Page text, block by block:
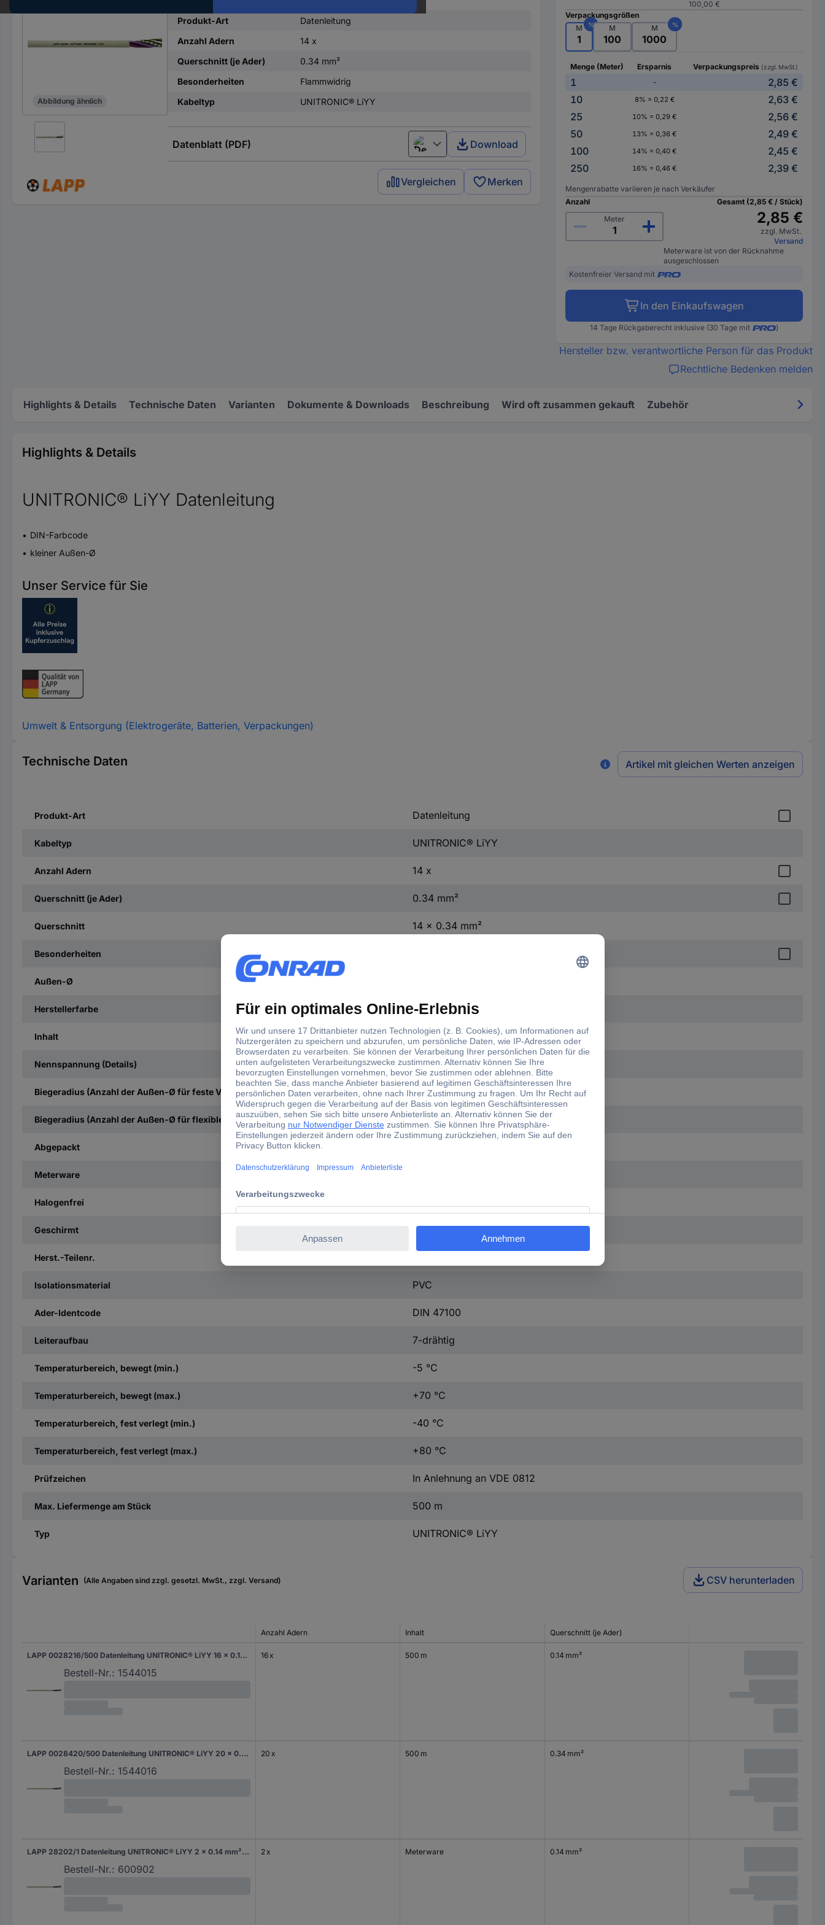
ein
Abbildung ähnlich
Produkt-Art
Datenleitung
Anzahl Adern
14 x
Querschnitt (je Ader)
0.34 mm²
Besonderheiten
Flammwidrig
Kabeltyp
UNITRONIC® LiYY
Datenblatt (PDF) Deutsch (Deutschland)
Download
Vergleichen Merken
100,00 €
Verpackungsgrößen
M
%
1
M
100
M %
1000
Menge (Meter) Ersparnis Verpackungspreis (zzgl. MwSt.)
1 -
2,85 €
10
8% = 0,22 €
2,63 €
25
10% = 0,29 €
2,56 €
50
13% = 0,36 €
2,49 €
100
14% = 0,40 €
2,45 €
250
16% = 0,46 € 2,39 €
Mengenrabatte variieren je nach Verkäufer
Anzahl
Meter
Gesamt (2,85 € / Stück)
2,85 €
zzgl. MwSt.
Versand
Meterware ist von der Rücknahme
ausgeschlossen
Kostenfreier Versand mit
In den Einkaufswagen
14 Tage Rückgaberecht inklusive (30 Tage mit )
Hersteller bzw. verantwortliche Person für das Produkt
Rechtliche Bedenken melden
Highlights & Details Technische Daten Varianten Dokumente & Downloads Beschreibung Wird oft zusammen gekauft Zubehör
Highlights & Details
UNITRONIC® LiYY Datenleitung
DIN-Farbcode
kleiner Außen-Ø
Unser Service für Sie
Umwelt & Entsorgung (Elektrogeräte, Batterien, Verpackungen)
Technische Daten Artikel mit gleichen Werten anzeigen
Produkt-Art Datenleitung
Kabeltyp UNITRONIC® LiYY
Anzahl Adern 14 x
Querschnitt (je Ader) 0.34 mm²
Querschnitt 14 x 0.34 mm²
Besonderheiten
Außen-Ø
Herstellerfarbe Kieselgrau (RAL 7032)
Inhalt Meterware
Nennspannung (Details) 250 V (nicht für Starkstromzwecke)
Biegeradius (Anzahl der Außen-Ø für feste Verlegung) 4
Biegeradius (Anzahl der Außen-Ø für flexiblen Einsatz) 10
Abgepackt
Meterware
Halogenfrei
Geschirmt Nein
Herst.-Teilenr.
Isolationsmaterial PVC
Ader-Identcode DIN 47100
Leiteraufbau 7-drähtig
Temperaturbereich, bewegt (min.) -5 °C
Temperaturbereich, bewegt (max.) +70 °C
Temperaturbereich, fest verlegt (min.) -40 °C
Temperaturbereich, fest verlegt (max.) +80 °C
Prüfzeichen In Anlehnung an VDE 0812
Max. Liefermenge am Stück 500 m
Typ UNITRONIC® LiYY
Varianten (Alle Angaben sind zzgl. gesetzl. MwSt., zzgl. Versand) CSV herunterladen
Anzahl Adern Inhalt Querschnitt (je Ader)
LAPP 0028216/500 Datenleitung UNITRONIC® LiYY 16 x 0.14 mm² Kieselgrau (RAL 7032) 500 m
Bestell-Nr.: 1544015
16 x 500 m 0.14 mm²
LAPP 0028420/500 Datenleitung UNITRONIC® LiYY 20 x 0.34 mm² Kieselgrau (RAL 7032) 500 m
Bestell-Nr.: 1544016
20 x 500 m 0.34 mm²
LAPP 28202/1 Datenleitung UNITRONIC® LiYY 2 x 0.14 mm² Kieselgrau (RAL 7032) Meterware
Bestell-Nr.: 600902
2 x Meterware 0.14 mm²